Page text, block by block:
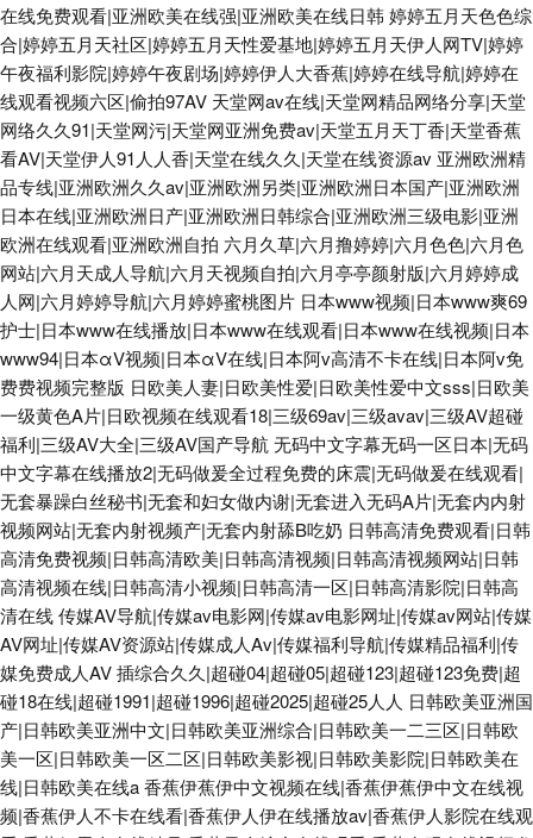
在线免费观看|亚洲欧美在线强|亚洲欧美在线日韩 婷婷五月天色色综
合|婷婷五月天社区|婷婷五月天性爱基地|婷婷五月天伊人网TV|婷婷
午夜福利影院|婷婷午夜剧场|婷婷伊人大香蕉|婷婷在线导航|婷婷在
线观看视频六区|偷拍97AV 天堂网av在线|天堂网精品网络分享|天堂
网络久久91|天堂网污|天堂网亚洲免费av|天堂五月天丁香|天堂香蕉
看AV|天堂伊人91人人香|天堂在线久久|天堂在线资源av 亚洲欧洲精
品专线|亚洲欧洲久久av|亚洲欧洲另类|亚洲欧洲日本国产|亚洲欧洲
日本在线|亚洲欧洲日产|亚洲欧洲日韩综合|亚洲欧洲三级电影|亚洲
欧洲在线观看|亚洲欧洲自拍 六月久草|六月撸婷婷|六月色色|六月色
网站|六月天成人导航|六月天视频自拍|六月亭亭颜射版|六月婷婷成
人网|六月婷婷导航|六月婷婷蜜桃图片 日本www视频|日本www爽69
护士|日本www在线播放|日本www在线观看|日本www在线视频|日本
www94|日本αV视频|日本αV在线|日本阿v高清不卡在线|日本阿v免
费费视频完整版 日欧美人妻|日欧美性爱|日欧美性爱中文sss|日欧美
一级黄色A片|日欧视频在线观看18|三级69av|三级avav|三级AV超碰
福利|三级AV大全|三级AV国产导航 无码中文字幕无码一区日本|无码
中文字幕在线播放2|无码做爰全过程免费的床震|无码做爰在线观看|
无套暴躁白丝秘书|无套和妇女做内谢|无套进入无码A片|无套内内射
视频网站|无套内射视频产|无套内射舔B吃奶 日韩高清免费观看|日韩
高清免费视频|日韩高清欧美|日韩高清视频|日韩高清视频网站|日韩
高清视频在线|日韩高清小视频|日韩高清一区|日韩高清影院|日韩高
清在线传媒AV导航|传媒av电影网|传媒av电影网址|传媒av网站|传媒
AV网址|传媒AV资源站|传媒成人Av|传媒福利导航|传媒精品福利|传
媒免费成人AV插综合久久|超碰04|超碰05|超碰123|超碰123免费|超
碰18在线|超碰1991|超碰1996|超碰2025|超碰25人人 日韩欧美亚洲国
产|日韩欧美亚洲中文|日韩欧美亚洲综合|日韩欧美一二三区|日韩欧
美一区|日韩欧美一区二区|日韩欧美影视|日韩欧美影院|日韩欧美在
线|日韩欧美在线a香蕉伊蕉伊中文视频在线|香蕉伊蕉伊中文在线视
频|香蕉伊人不卡在线看|香蕉伊人伊在线播放av|香蕉伊人影院在线观